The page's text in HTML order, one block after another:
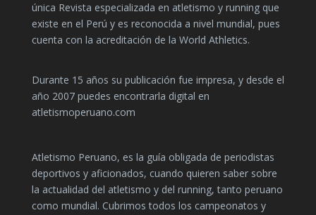
única Revista especializada en atletismo y running que
existe en el Perú y es reconocida a nivel mundial, pues
cuenta con la acreditación de la World Athletics.
Durante 15 años su publicación fue impresa, y desde el
año 2007 puedes encontrarla digital en
atletismoperuano.com
Atletismo Peruano, es la guía obligada de periodistas
deportivos y aficionados, cuando quieren saber sobre
la actualidad del atletismo y del running, tanto peruano
como mundial. Cubrimos todos los campeonatos y